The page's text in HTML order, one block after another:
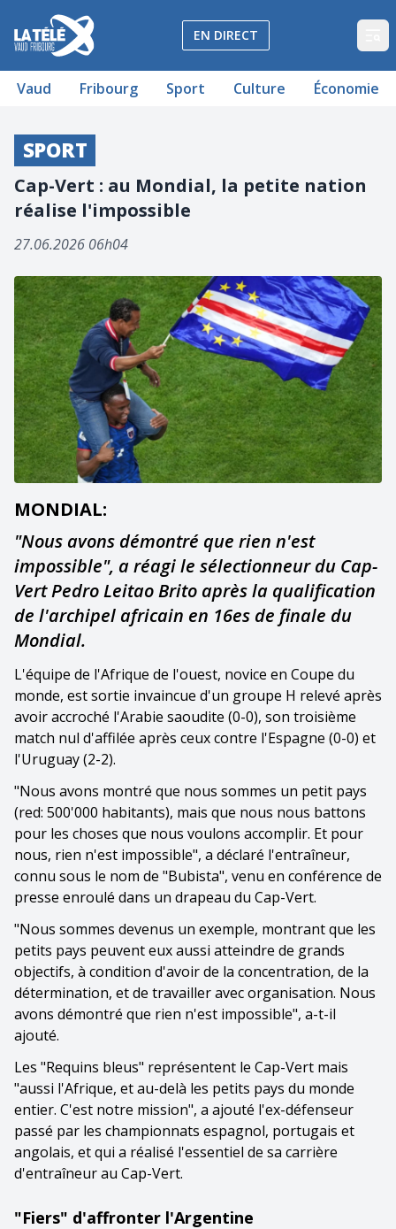
La Télé - Télévision régionale Vaud et Fribourg
EN DIRECT
Vaud Fribourg Sport Culture Économie
SPORT
Cap-Vert : au Mondial, la petite nation
réalise l'impossible
27.06.2026 06h04
MONDIAL:
"Nous avons démontré que rien n'est
impossible", a réagi le sélectionneur du Cap-
Vert Pedro Leitao Brito après la qualification
de l'archipel africain en 16es de finale du
Mondial.
L'équipe de l'Afrique de l'ouest, novice en Coupe du
monde, est sortie invaincue d'un groupe H relevé après
avoir accroché l'Arabie saoudite (0-0), son troisième
match nul d'affilée après ceux contre l'Espagne (0-0) et
l'Uruguay (2-2).
"Nous avons montré que nous sommes un petit pays
(red: 500'000 habitants), mais que nous nous battons
pour les choses que nous voulons accomplir. Et pour
nous, rien n'est impossible", a déclaré l'entraîneur,
connu sous le nom de "Bubista", venu en conférence de
presse enroulé dans un drapeau du Cap-Vert.
"Nous sommes devenus un exemple, montrant que les
petits pays peuvent eux aussi atteindre de grands
objectifs, à condition d'avoir de la concentration, de la
détermination, et de travailler avec organisation. Nous
avons démontré que rien n'est impossible", a-t-il
ajouté.
Les "Requins bleus" représentent le Cap-Vert mais
"aussi l'Afrique, et au-delà les petits pays du monde
entier. C'est notre mission", a ajouté l'ex-défenseur
passé par les championnats espagnol, portugais et
angolais, et qui a réalisé l'essentiel de sa carrière
d'entraîneur au Cap-Vert.
"Fiers" d'affronter l'Argentine